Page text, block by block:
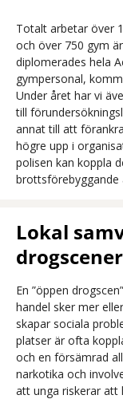
Totalt arbetar över
och över 750 gym
diplomerades hela
gympersonal,
Under året har vi
till
annat till att
högre upp i
polisen kan koppla
brottsförebyggande
Lokal
drogscener
En ”öppen
handel sker mer
skapar sociala
platser är ofta
och en försämrad
narkotika och
att unga riskerar att